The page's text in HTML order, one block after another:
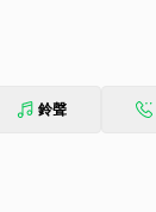
鈴聲